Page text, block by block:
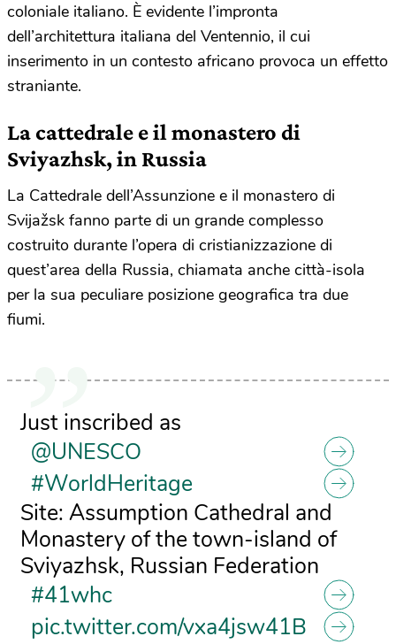
coloniale italiano. È evidente l’impronta
dell’architettura italiana del Ventennio, il cui
inserimento in un contesto africano provoca un effetto
straniante.
La cattedrale e il monastero di
Sviyazhsk, in Russia
La Cattedrale dell’Assunzione e il monastero di
Svijažsk fanno parte di un grande complesso
costruito durante l’opera di cristianizzazione di
quest’area della Russia, chiamata anche città-isola
per la sua peculiare posizione geografica tra due
fiumi.
Just inscribed as
@UNESCO
#WorldHeritage
Site: Assumption Cathedral and
Monastery of the town-island of
Sviyazhsk, Russian Federation
#41whc
pic.twitter.com/vxa4jsw41B